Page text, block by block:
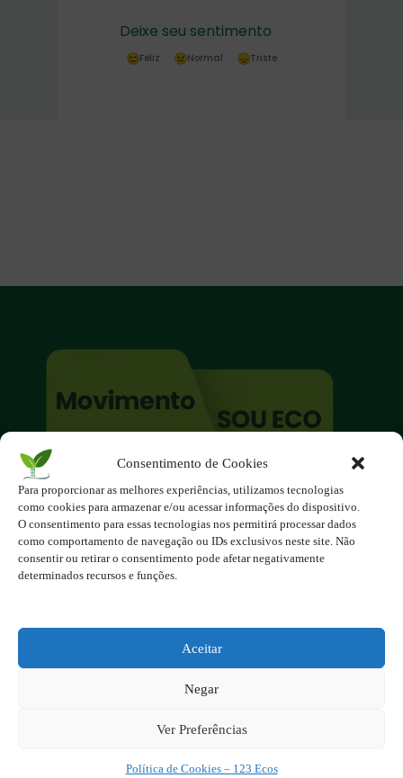
Consentimento de Cookies
Para proporcionar as melhores experiências, utilizamos tecnologias
como cookies para armazenar e/ou acessar informações do dispositivo.
O consentimento para essas tecnologias nos permitirá processar dados
como comportamento de navegação ou IDs exclusivos neste site. Não
consentir ou retirar o consentimento pode afetar negativamente
determinados recursos e funções.
Aceitar
Negar
Ver Preferências
Política de Cookies – 123 Ecos
Deixe seu sentimento
Feliz Normal Triste
O site é um movimento ambientalista!
Participe você também!
Podemos fazer muito
se nos unirmos!
Inscreva-se na Newsletter
2025 - Todos os direitos reservados à
Layout da home e rodapé criado por